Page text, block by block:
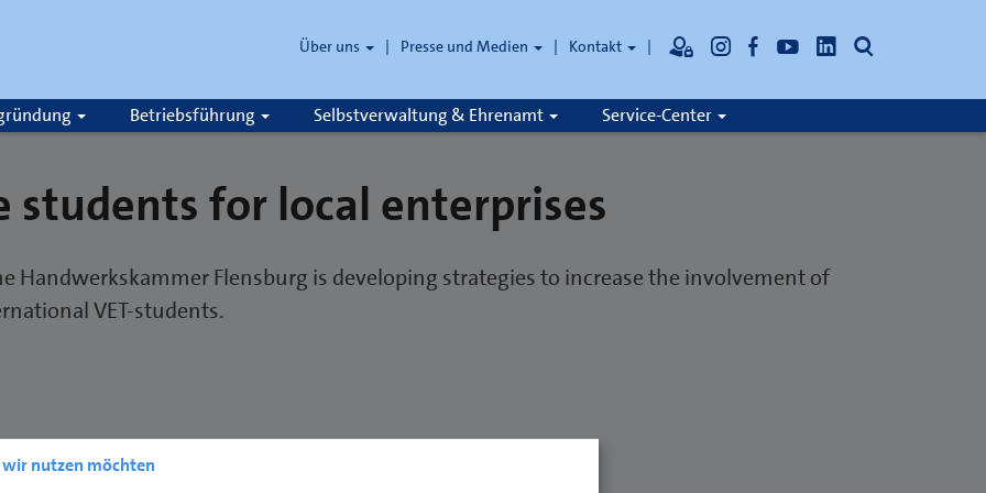
Über uns Presse und Medien Kontakt
Betriebsführung Selbstverwaltung & Ehrenamt Service-Center
students for local enterprises
Handwerkskammer Flensburg is developing strategies to increase the involvement of
VET-students.
nutzen möchten